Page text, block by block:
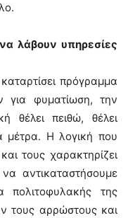
λάβουν υπηρεσίες
πρόγραμμα
για φυματίωση, την
θέλει πειθώ, θέλει
μέτρα. Η λογική που
τους χαρακτηρίζει
αντικαταστήσουμε
πολιτοφυλακής της
τους αρρώστους και